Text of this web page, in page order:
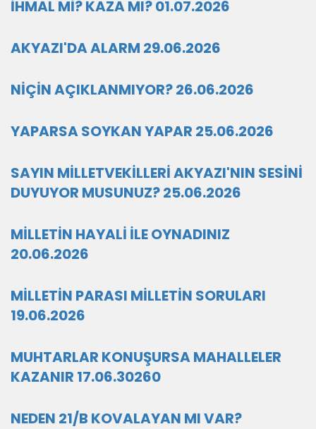
İHMAL Mİ? KAZA MI? 01.07.2026
AKYAZI'DA ALARM 29.06.2026
NİÇİN AÇIKLANMIYOR? 26.06.2026
YAPARSA SOYKAN YAPAR 25.06.2026
SAYIN MİLLETVEKİLLERİ AKYAZI'NIN SESİNİ
DUYUYOR MUSUNUZ? 25.06.2026
MİLLETİN HAYALİ İLE OYNADINIZ
20.06.2026
MİLLETİN PARASI MİLLETİN SORULARI
19.06.2026
MUHTARLAR KONUŞURSA MAHALLELER
KAZANIR 17.06.30260
NEDEN 21/B KOVALAYAN MI VAR?